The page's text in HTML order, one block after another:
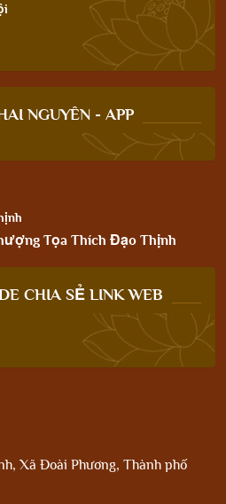
NGUYÊN - APP
Tọa Thích Đạo Thịnh
CHIA SẺ LINK WEB
Xã Đoài Phương, Thành phố